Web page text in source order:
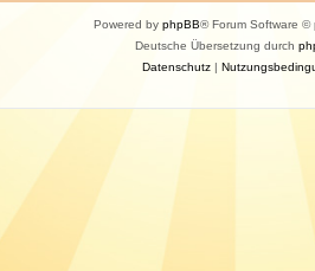
Powered by phpBB® Forum Software ©
Deutsche Übersetzung durch
Datenschutz|